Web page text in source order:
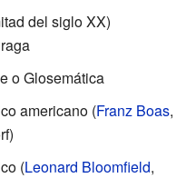
del siglo XX)
o Glosemática
americano (Franz Boas,
(Leonard Bloomfield,